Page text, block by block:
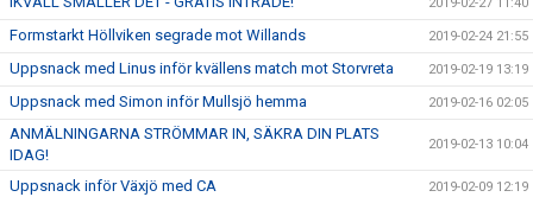
2019-02-27 11:40
Formstarkt Höllviken segrade mot Willands 2019-02-24 21:55
Uppsnack med Linus inför kvällens match mot Storvreta 2019-02-19 13:19
Uppsnack med Simon inför Mullsjö hemma 2019-02-16 02:05
ANMÄLNINGARNA STRÖMMAR IN, SÄKRA DIN PLATS
IDAG!
2019-02-13 10:04
Uppsnack inför Växjö med CA 2019-02-09 12:19